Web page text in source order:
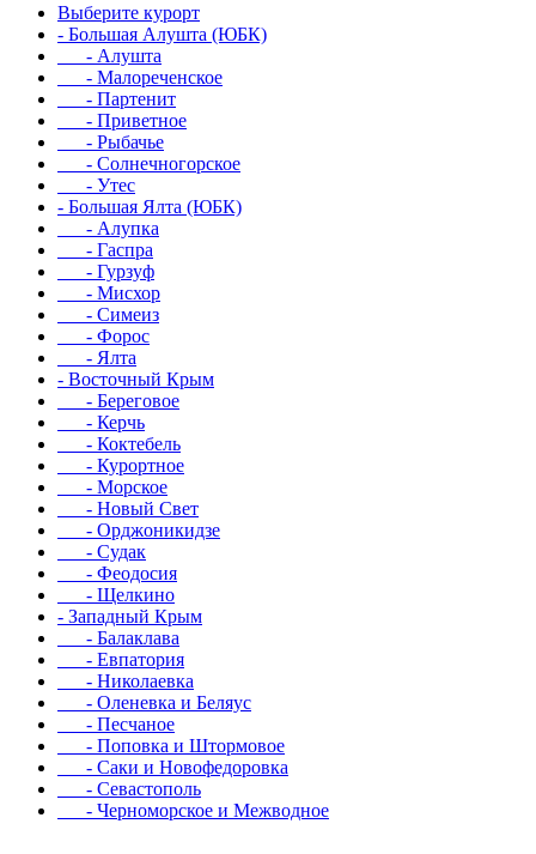
Выберите курорт
- Большая Алушта (ЮБК)
- Алушта
- Малореченское
- Партенит
- Приветное
- Рыбачье
- Солнечногорское
- Утес
- Большая Ялта (ЮБК)
- Алупка
- Гаспра
- Гурзуф
- Мисхор
- Симеиз
- Форос
- Ялта
- Восточный Крым
- Береговое
- Керчь
- Коктебель
- Курортное
- Морское
- Новый Свет
- Орджоникидзе
- Судак
- Феодосия
- Щелкино
- Западный Крым
- Балаклава
- Евпатория
- Николаевка
- Оленевка и Беляус
- Песчаное
- Поповка и Штормовое
- Саки и Новофедоровка
- Севастополь
- Черноморское и Межводное